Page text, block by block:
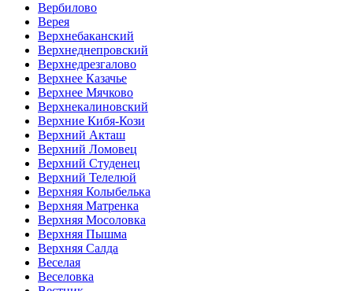
Вербилово
Верея
Верхнебаканский
Верхнеднепровский
Верхнедрезгалово
Верхнее Казачье
Верхнее Мячково
Верхнекалиновский
Верхние Кибя-Кози
Верхний Акташ
Верхний Ломовец
Верхний Студенец
Верхний Телелюй
Верхняя Колыбелька
Верхняя Матренка
Верхняя Мосоловка
Верхняя Пышма
Верхняя Салда
Веселая
Веселовка